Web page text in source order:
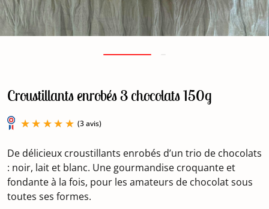
Croustillants enrobés 3 chocolats 150g
De délicieux croustillants enrobés d’un trio de chocolats
: noir, lait et blanc. Une gourmandise croquante et
fondante à la fois, pour les amateurs de chocolat sous
toutes ses formes.